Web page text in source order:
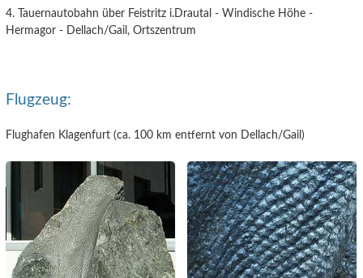
4. Tauernautobahn über Feistritz i.Drautal - Windische Höhe -
Hermagor - Dellach/Gail, Ortszentrum
Flugzeug:
Flughafen Klagenfurt (ca. 100 km entfernt von Dellach/Gail)